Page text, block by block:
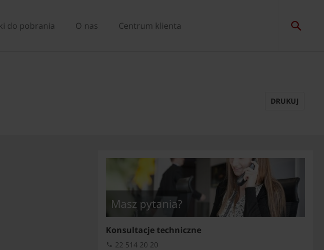
do pobrania O nas Centrum klienta
DRUKUJ
Masz pytania?
Konsultacje techniczne
22 514 20 20